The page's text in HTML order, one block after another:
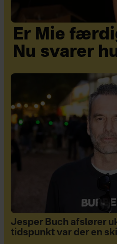
Er Mie
Nu svarer
Jesper Buch afslører
tidspunkt var der en